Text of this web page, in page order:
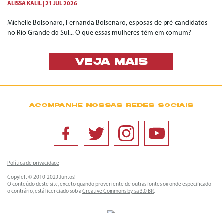
ALISSA KALIL 21 JUL 2026
Michelle Bolsonaro, Fernanda Bolsonaro, esposas de pré-candidatos
no Rio Grande do Sul... O que essas mulheres têm em comum?
VEJA MAIS
ACOMPANHE NOSSAS REDES SOCIAIS
Política de privacidade
Copyleft © 2010-2020 Juntos!
O conteúdo deste site, exceto quando proveniente de outras fontes ou onde especificado
o contrário, está licenciado sob aCreative Commons by-sa 3.0 BR.